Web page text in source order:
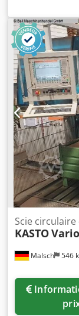
d’inclinaison,
la droite. Le
d’une table
l’avant, quelle
pièce réglable
capacité de la
Avance
comprenant la
pneumatique
pulvérisation à
Cedezdi
Malsch 546
Scie
KASTO